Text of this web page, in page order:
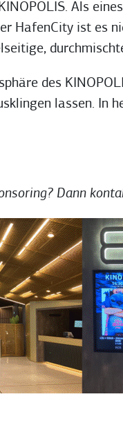
Als
HafenCity ist es
des
lassen. In
Dann